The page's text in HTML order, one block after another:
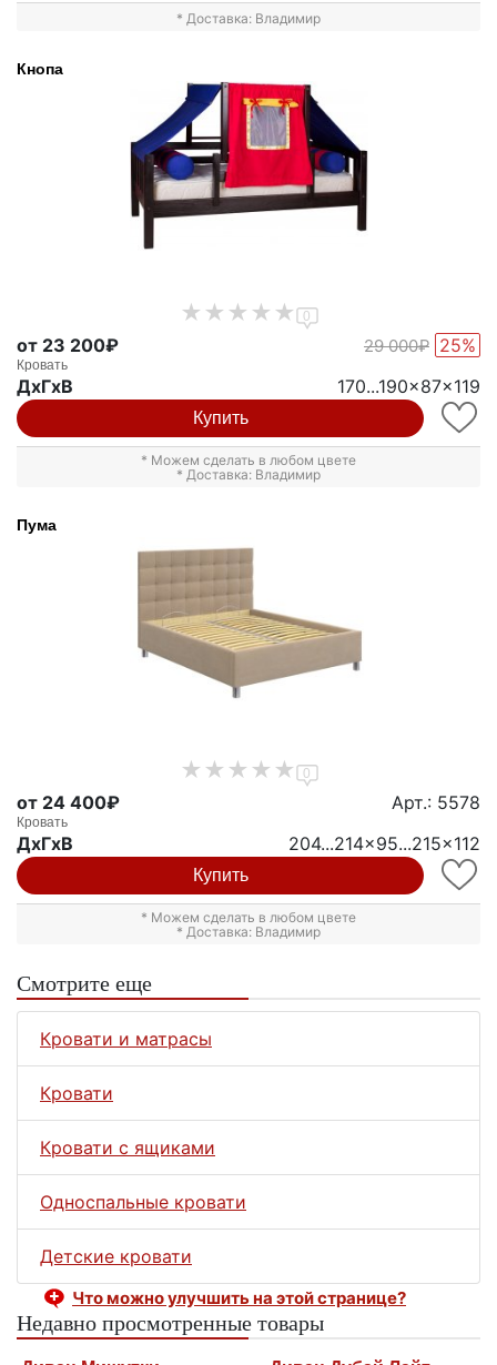
* Доставка: Владимир
Кнопа
0
от 23 200₽ 29 000₽ 25%
Кровать
ДxГxВ 170...190x87x119
Купить
* Можем сделать в любом цвете
* Доставка: Владимир
Пума
0
от 24 400₽ Арт.: 5578
Кровать
ДxГxВ 204...214x95...215x112
Купить
* Можем сделать в любом цвете
* Доставка: Владимир
Смотрите еще
Кровати и матрасы
Кровати
Кровати с ящиками
Односпальные кровати
Детские кровати
Что можно улучшить на этой странице?
Недавно просмотренные товары